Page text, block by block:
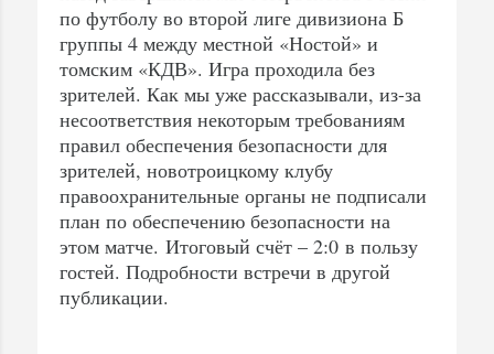
по футболу во второй лиге дивизиона Б
группы 4 между местной «Ностой» и
томским «КДВ». Игра проходила без
зрителей. Как мы уже рассказывали, из-за
несоответствия некоторым требованиям
правил обеспечения безопасности для
зрителей, новотроицкому клубу
правоохранительные органы не подписали
план по обеспечению безопасности на
этом матче. Итоговый счёт – 2:0 в пользу
гостей. Подробности встречи в другой
публикации.